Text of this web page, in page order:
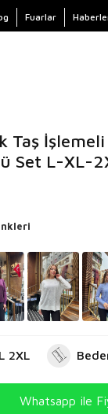
Fuarlar
Taş
Set L-XL-
2XL
Whatsapp ile